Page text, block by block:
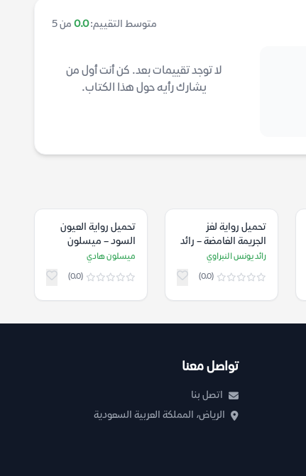
متوسط التقييم:0.0 من 5
لا توجد تقييمات بعد. كن أنت أول من
يشارك رأيه حول هذا الكتاب.
تحميل رواية ‫لغز
الجريمة الغامضة‬ – رائد
يونس النبراوي
رائد يونس النبراوي
(0.0)
تحميل رواية العيون
السود – ميسلون
هادي
ميسلون هادي
(0.0)
تواصل معنا
اتصل بنا
الرياض، المملكة العربية السعودية